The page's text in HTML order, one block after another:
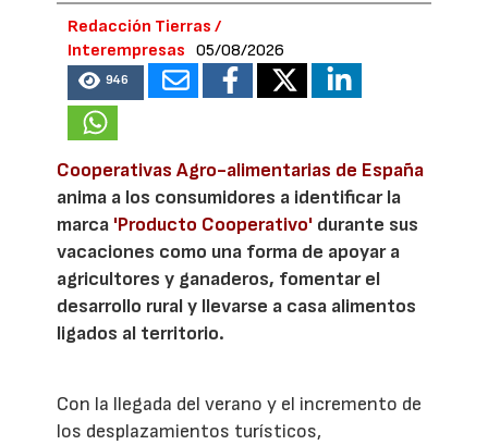
Redacción Tierras /
Interempresas
05/08/2026
946
Cooperativas Agro-alimentarias de España
anima a los consumidores a identificar la
marca 'Producto Cooperativo' durante sus
vacaciones como una forma de apoyar a
agricultores y ganaderos, fomentar el
desarrollo rural y llevarse a casa alimentos
ligados al territorio.
Con la llegada del verano y el incremento de
los desplazamientos turísticos,